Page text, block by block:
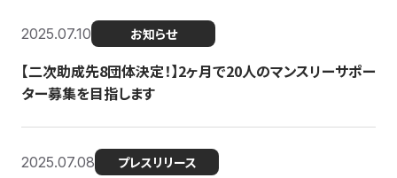
2025.07.10 お知らせ
【二次助成先8団体決定！】2ヶ月で20人のマンスリーサポー
ター募集を目指します
2025.07.08 プレスリリース